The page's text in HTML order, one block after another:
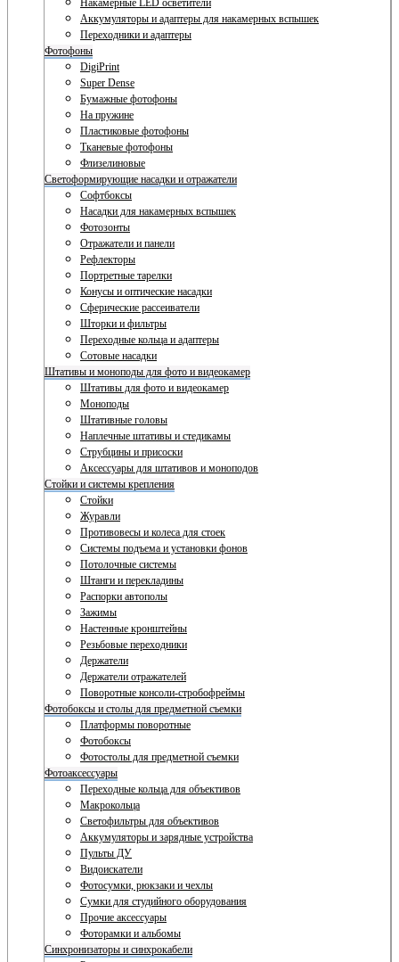
Накамерные LED осветители
Аккумуляторы и адаптеры для накамерных вспышек
Переходники и адаптеры
Фотофоны
DigiPrint
Super Dense
Бумажные фотофоны
На пружине
Пластиковые фотофоны
Тканевые фотофоны
Флизелиновые
Светоформирующие насадки и отражатели
Софтбоксы
Насадки для накамерных вспышек
Фотозонты
Отражатели и панели
Рефлекторы
Портретные тарелки
Конусы и оптические насадки
Сферические рассеиватели
Шторки и фильтры
Переходные кольца и адаптеры
Сотовые насадки
Штативы и моноподы для фото и видеокамер
Штативы для фото и видеокамер
Моноподы
Штативные головы
Наплечные штативы и стедикамы
Струбцины и присоски
Аксессуары для штативов и моноподов
Стойки и системы крепления
Стойки
Журавли
Противовесы и колеса для стоек
Системы подъема и установки фонов
Потолочные системы
Штанги и перекладины
Распорки автополы
Зажимы
Настенные кронштейны
Резьбовые переходники
Держатели
Держатели отражателей
Поворотные консоли-стробофреймы
Фотобоксы и столы для предметной съемки
Платформы поворотные
Фотобоксы
Фотостолы для предметной съемки
Фотоаксессуары
Переходные кольца для объективов
Макрокольца
Светофильтры для объективов
Аккумуляторы и зарядные устройства
Пульты ДУ
Видоискатели
Фотосумки, рюкзаки и чехлы
Сумки для студийного оборудования
Прочие аксессуары
Фоторамки и альбомы
Синхронизаторы и синхрокабели